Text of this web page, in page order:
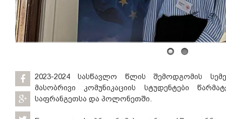
2023-2024 სასწავლო წლის შემოდგომის
მასობრივი კომუნიკაციის სტუდენტები
საფრანგეთსა და პოლონეთში.